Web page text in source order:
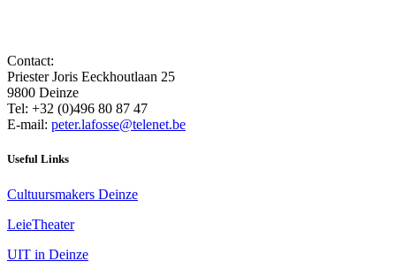
Contact:
Priester Joris Eeckhoutlaan 25
9800 Deinze
Tel: +32 (0)496 80 87 47
E-mail: peter.lafosse@telenet.be
Useful Links
Cultuursmakers Deinze
LeieTheater
UIT in Deinze